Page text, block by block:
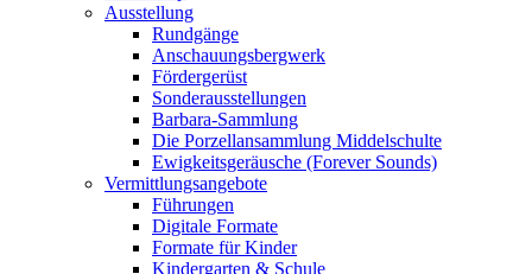
Ausstellung
Rundgänge
Anschauungsbergwerk
Fördergerüst
Sonderausstellungen
Barbara-Sammlung
Die Porzellansammlung Middelschulte
Ewigkeitsgeräusche (Forever Sounds)
Vermittlungsangebote
Führungen
Digitale Formate
Formate für Kinder
Kindergarten & Schule